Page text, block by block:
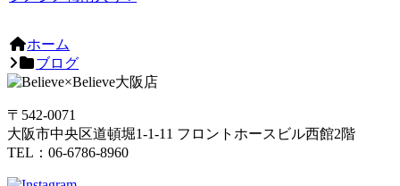
ホーム
ブログ
〒542-0071
大阪市中央区道頓堀1-1-11 フロントホースビル西館2階
TEL：06-6786-8960